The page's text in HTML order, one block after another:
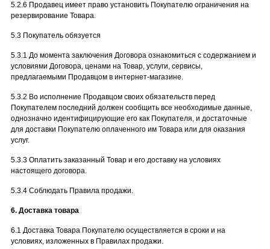
5.2.6 Продавец имеет право установить Покупателю ограничения на
резервирование Товара.
5.3 Покупатель обязуется
5.3.1 До момента заключения Договора ознакомиться с содержанием и
условиями Договора, ценами на Товар, услуги, сервисы,
предлагаемыми Продавцом в интернет-магазине.
5.3.2 Во исполнение Продавцом своих обязательств перед
Покупателем последний должен сообщить все необходимые данные,
однозначно идентифицирующие его как Покупателя, и достаточные
для доставки Покупателю оплаченного им Товара или для оказания
услуг.
5.3.3 Оплатить заказанный Товар и его доставку на условиях
настоящего договора.
5.3.4 Соблюдать Правила продажи.
6. Доставка товара
6.1 Доставка Товара Покупателю осуществляется в сроки и на
условиях, изложенных в Правилах продажи.